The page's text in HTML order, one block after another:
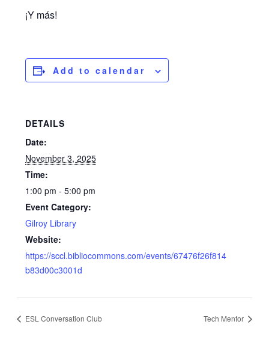
¡Y más!
Add to calendar
DETAILS
Date:
November 3, 2025
Time:
1:00 pm - 5:00 pm
Event Category:
Gilroy Library
Website:
https://sccl.bibliocommons.com/events/67476f26f814
b83d00c3001d
ESL Conversation Club Tech Mentor